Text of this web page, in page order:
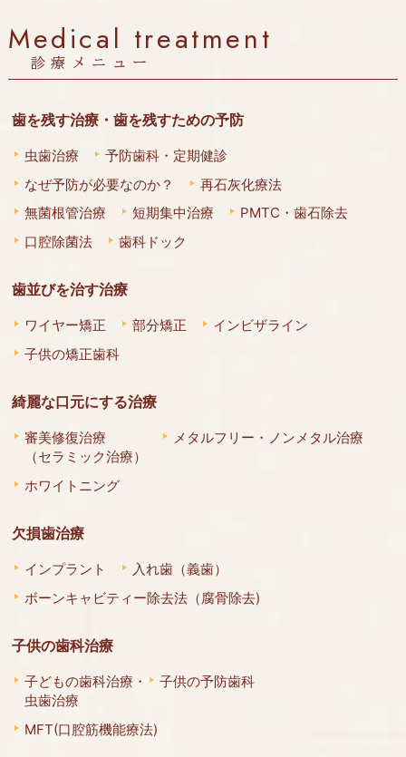
Medical treatment
診療メニュー
歯を残す治療・歯を残すための予防
虫歯治療
予防歯科・定期健診
なぜ予防が必要なのか？
再石灰化療法
無菌根管治療
短期集中治療
PMTC・歯石除去
口腔除菌法
歯科ドック
歯並びを治す治療
ワイヤー矯正 部分矯正
インビザライン
子供の矯正歯科
綺麗な口元にする治療
審美修復治療
（セラミック治療）
メタルフリー・ノンメタル治療
ホワイトニング
欠損歯治療
インプラント
入れ歯（義歯）
ボーンキャビティー除去法（腐骨除去)
子供の歯科治療
子どもの歯科治療・
虫歯治療
子供の予防歯科
MFT(口腔筋機能療法)